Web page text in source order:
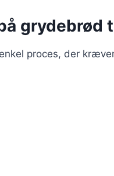
grydebrød
proces, der